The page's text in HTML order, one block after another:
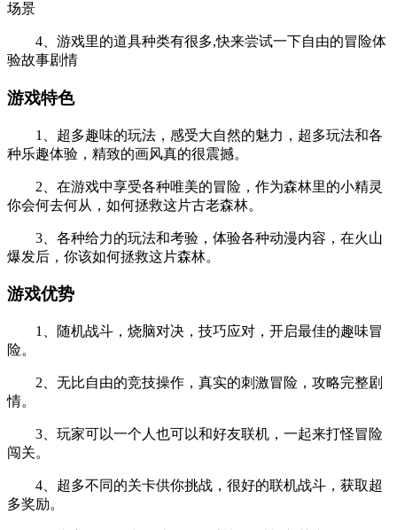
场景
4、游戏里的道具种类有很多,快来尝试一下自由的冒险体
验故事剧情
游戏特色
1、超多趣味的玩法，感受大自然的魅力，超多玩法和各
种乐趣体验，精致的画风真的很震撼。
2、在游戏中享受各种唯美的冒险，作为森林里的小精灵
你会何去何从，如何拯救这片古老森林。
3、各种给力的玩法和考验，体验各种动漫内容，在火山
爆发后，你该如何拯救这片森林。
游戏优势
1、随机战斗，烧脑对决，技巧应对，开启最佳的趣味冒
险。
2、无比自由的竞技操作，真实的刺激冒险，攻略完整剧
情。
3、玩家可以一个人也可以和好友联机，一起来打怪冒险
闯关。
4、超多不同的关卡供你挑战，很好的联机战斗，获取超
多奖励。